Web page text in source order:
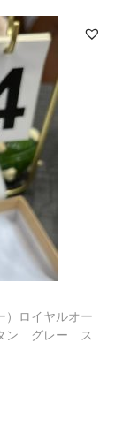
ロイヤルオー
ン グレー ス